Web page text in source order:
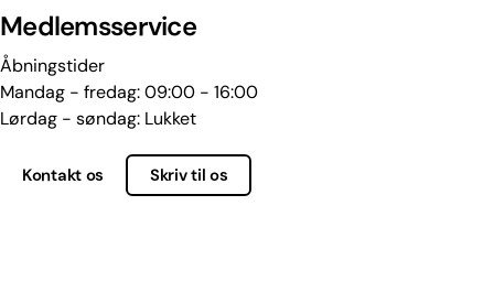
Medlemsservice
Åbningstider
Mandag - fredag: 09:00 - 16:00
Lørdag - søndag: Lukket
Kontakt os Skriv til os